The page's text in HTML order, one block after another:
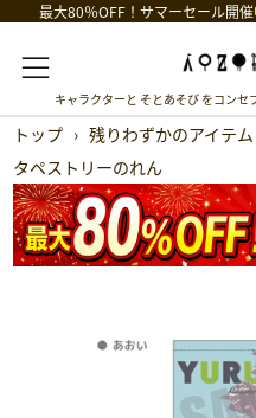
最大80％OFF！サマーセール開
Menu
キャラクターと そとあそび をコン
トップ › 残りわずかのアイテム
タペストリーのれん